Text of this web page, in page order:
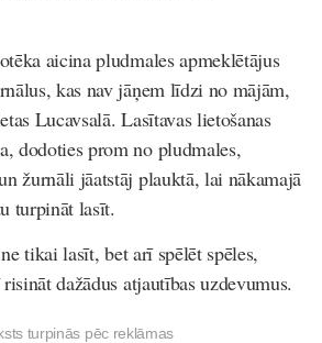
aicina pludmales apmeklētājus
kas nav jāņem līdzi no mājām,
Lucavsalā. Lasītavas lietošanas
dodoties prom no pludmales,
žurnāli jāatstāj plauktā, lai nākamajā
turpināt lasīt.
tikai lasīt, bet arī spēlēt spēles,
dažādus atjautības uzdevumus.
turpinās pēc reklāmas